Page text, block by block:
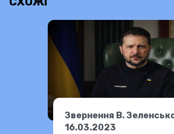
Звернення В.
16.03.2023